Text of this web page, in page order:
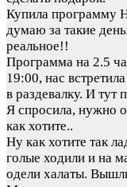
Купила программу
думаю за такие
реальное!!
Программа на 2.5
19:00, нас
в раздевалку. И тут
Я спросила, нужно
как хотите..
Ну как хотите так
голые ходили и на
одели халаты.